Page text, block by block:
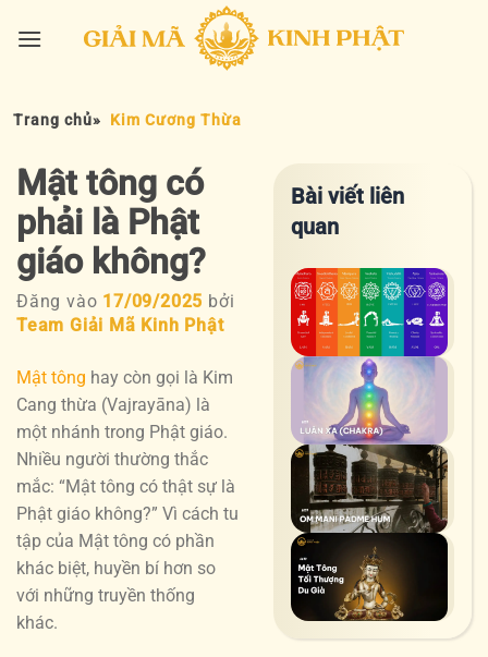
qua
Trang chủ» Kim Cương Thừa
Mật tông có
phải là Phật
giáo không?
Đăng vào 17/09/2025 bởi
Team Giải Mã Kinh Phật
Mật tông hay còn gọi là Kim
Cang thừa (Vajrayāna) là
một nhánh trong Phật giáo.
Nhiều người thường thắc
mắc: “Mật tông có thật sự là
Phật giáo không?” Vì cách tu
tập của Mật tông có phần
khác biệt, huyền bí hơn so
với những truyền thống
khác.
Bài viết liên
quan
mở
–
Khi
bắt
–
mở
ra
Giải
mã
OM
–
Tối